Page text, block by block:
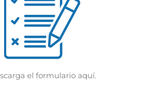
el formulario aquí.